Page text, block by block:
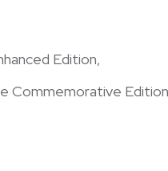
Edition,
Commemorative Edition